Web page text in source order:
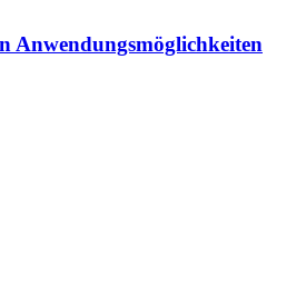
Anwendungsmöglichkeiten